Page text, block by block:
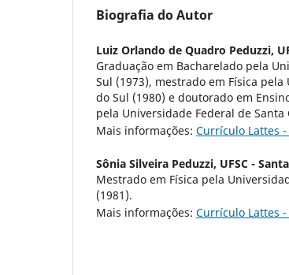
Biografia do Autor
Luiz Orlando de Quadro Peduzzi,
Graduação em Bacharelado pela
Sul (1973), mestrado em Física
do Sul (1980) e doutorado em
pela Universidade Federal de Santa
Mais informações: Currículo Lattes -
Sônia Silveira Peduzzi, UFSC -
Mestrado em Física pela
(1981).
Mais informações: Currículo Lattes -